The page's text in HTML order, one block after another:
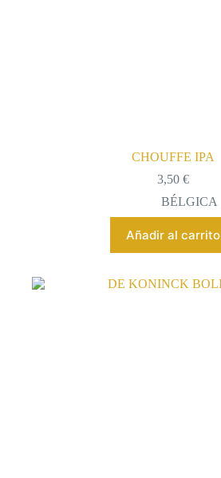
CHOUFFE IPA
3,50€
BÉLGICA
Añadir al carrito